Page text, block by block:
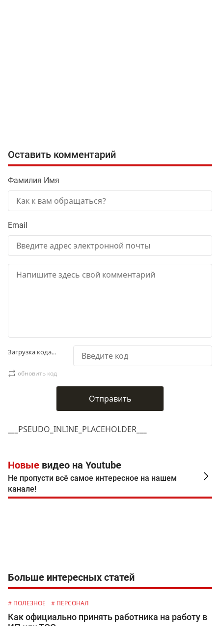
___PSEUDO_INLINE_PLACEHOLDER___
Оставить комментарий
Фамилия Имя
Email
Загрузка кода...
обновить код
Новые видео на Youtube
Не пропусти всё самое интересное на нашем
канале!
Больше интересных статей
# ПОЛЕЗНОЕ # ПЕРСОНАЛ
Как официально принять работника на работу в